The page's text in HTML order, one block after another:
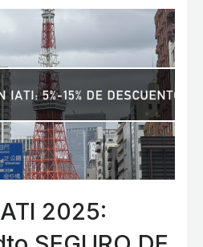
2025: